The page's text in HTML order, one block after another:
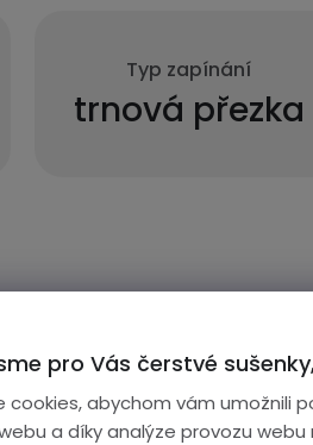
pro Vás čerstvé
cookies, abychom vám umožnili
a díky analýze provozu
Typ zapínání
trnová přezka